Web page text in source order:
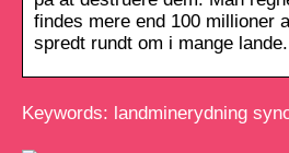
findes mere end 100 millioner
spredt rundt om i mange lande.
Keywords: landminerydning